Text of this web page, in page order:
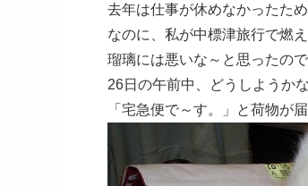
去年は仕事が休めなかったた
なのに、私が中標津旅行で燃
瑠璃には悪いな～と思ったの
26日の午前中、どうしようか
「宅急便で～す。」と荷物が